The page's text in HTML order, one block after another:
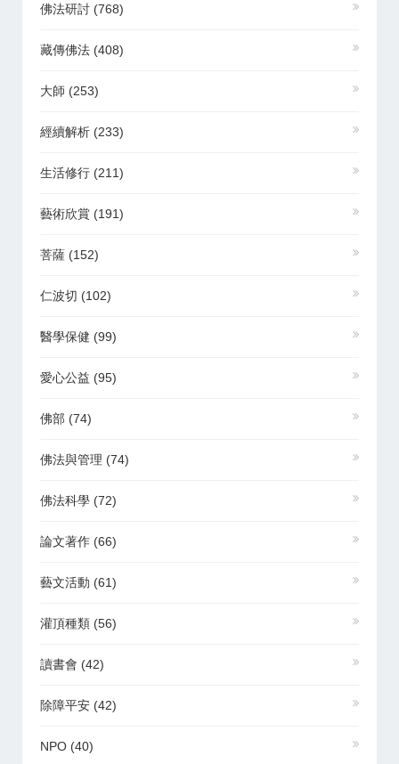
佛法研討 (768)
藏傳佛法 (408)
大師 (253)
經續解析 (233)
生活修行 (211)
藝術欣賞 (191)
菩薩 (152)
仁波切 (102)
醫學保健 (99)
愛心公益 (95)
佛部 (74)
佛法與管理 (74)
佛法科學 (72)
論文著作 (66)
藝文活動 (61)
灌頂種類 (56)
讀書會 (42)
除障平安 (42)
NPO (40)